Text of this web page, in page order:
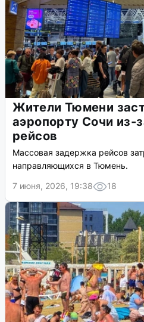
Жители Тюмени
аэропорту Сочи из-
рейсов
Массовая задержка рейсов
направляющихся в Тюмень.
7 июня, 2026, 19:38
18